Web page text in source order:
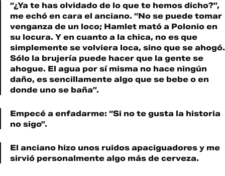
“¿Ya te has olvidado de lo que te hemos dicho?”,
me echó en cara el anciano. “No se puede tomar
venganza de un loco; Hamlet mató a Polonio en
su locura. Y en cuanto a la chica, no es que
simplemente se volviera loca, sino que se ahogó.
Sólo la brujería puede hacer que la gente se
ahogue. El agua por sí misma no hace ningún
daño, es sencillamente algo que se bebe o en
donde uno se baña”.
Empecé a enfadarme: “Si no te gusta la historia
no sigo”.
El anciano hizo unos ruidos apaciguadores y me
sirvió personalmente algo más de cerveza.